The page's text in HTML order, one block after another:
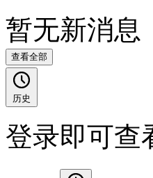
暂无新消息
查看全部
历史
登录即可查